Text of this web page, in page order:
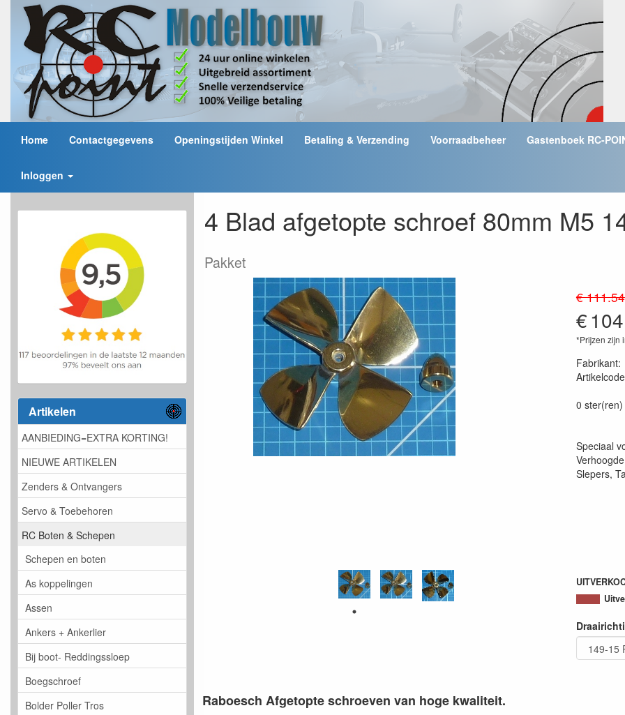
Home Contactgegevens Openingstijden Winkel Betaling & Verzending Voorraadbeheer Gastenboek RC-
Inloggen
Artikelen
AANBIEDING=EXTRA KORTING!
NIEUWE ARTIKELEN
Zenders & Ontvangers
Servo & Toebehoren
RC Boten & Schepen
Schepen en boten
As koppelingen
Assen
Ankers + Ankerlier
Bij boot- Reddingssloep
Boegschroef
Bolder Poller Tros
4 Blad afgetopte schroef 80mm M5
Pakket
€ 111.54
€
*Prijzen zijn
Fabrikant:
Artikelcode
0
Speciaal
Slepers,
Raboesch Afgetopte schroeven van hoge kwaliteit.